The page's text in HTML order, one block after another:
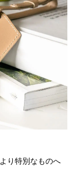
り特別なものへ